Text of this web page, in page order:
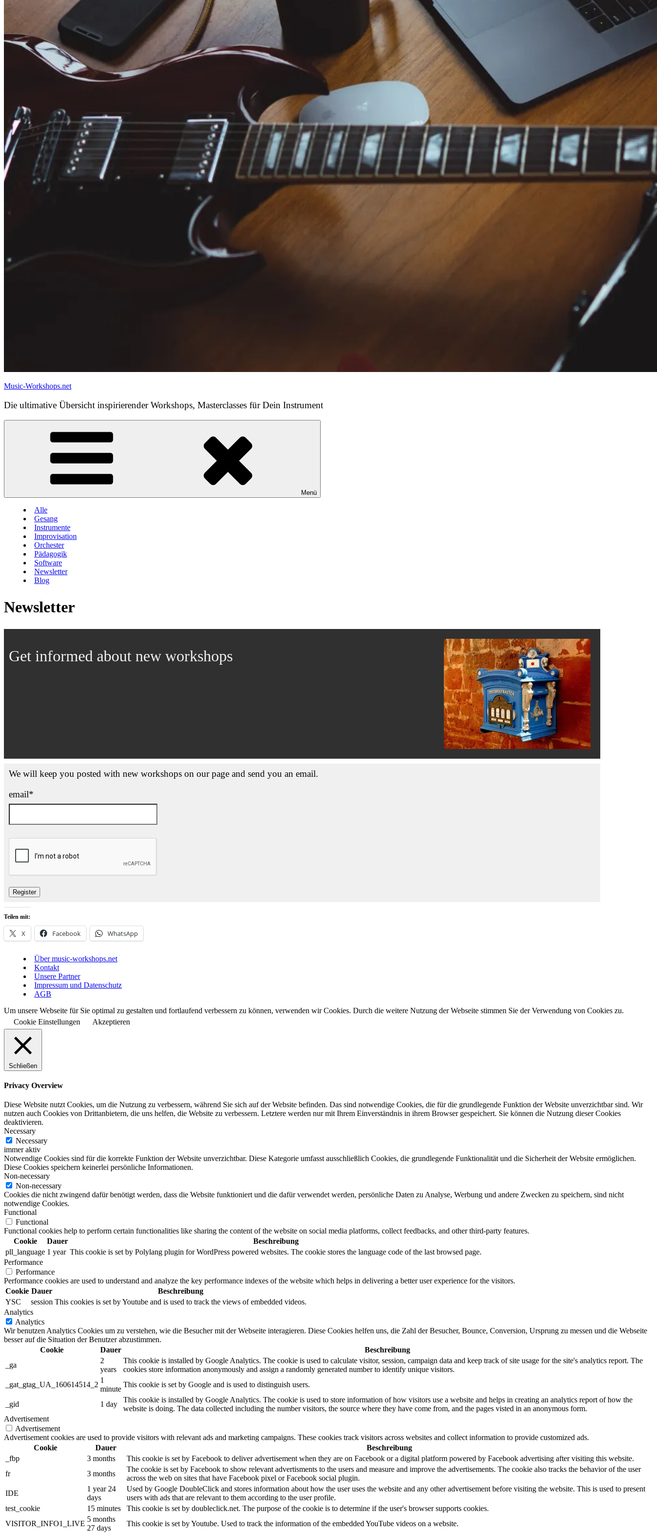
Music-Workshops.net
Die ultimative Übersicht inspirierender Workshops, Masterclasses für Dein Instrument
Menü
Alle
Gesang
Instrumente
Improvisation
Orchester
Pädagogik
Software
Newsletter
Blog
Newsletter
Get informed about new workshops
We will keep you posted with new workshops on our page and send you an email.
email*
Register
Teilen mit:
X Facebook WhatsApp
Über music-workshops.net
Kontakt
Unsere Partner
Impressum und Datenschutz
AGB
Um unsere Webseite für Sie optimal zu gestalten und fortlaufend verbessern zu können, verwenden wir Cookies. Durch die weitere Nutzung der Webseite stimmen Sie der Verwendung von Cookies zu.
Cookie Einstellungen
Akzeptieren
Schließen
Privacy Overview
Diese Website nutzt Cookies, um die Nutzung zu verbessern, während Sie sich auf der Website befinden. Das sind notwendige Cookies, die für die grundlegende Funktion der Website unverzichtbar sind. Wir
nutzen auch Cookies von Drittanbietern, die uns helfen, die Website zu verbessern. Letztere werden nur mit Ihrem Einverständnis in ihrem Browser gespeichert. Sie können die Nutzung dieser Cookies
deaktivieren.
Necessary
Necessary
immer aktiv
Notwendige Cookies sind für die korrekte Funktion der Website unverzichtbar. Diese Kategorie umfasst ausschließlich Cookies, die grundlegende Funktionalität und die Sicherheit der Website ermöglichen.
Diese Cookies speichern keinerlei persönliche Informationen.
Non-necessary
Non-necessary
Cookies die nicht zwingend dafür benötigt werden, dass die Website funktioniert und die dafür verwendet werden, persönliche Daten zu Analyse, Werbung und andere Zwecken zu speichern, sind nicht
notwendige Cookies.
Functional
Functional
Functional cookies help to perform certain functionalities like sharing the content of the website on social media platforms, collect feedbacks, and other third-party features.
Cookie
Dauer
Beschreibung
pll_language 1 year This cookie is set by Polylang plugin for WordPress powered websites. The cookie stores the language code of the last browsed page.
Performance
Performance
Performance cookies are used to understand and analyze the key performance indexes of the website which helps in delivering a better user experience for the visitors.
Cookie Dauer
Beschreibung
YSC
session This cookies is set by Youtube and is used to track the views of embedded videos.
Analytics
Analytics
Wir benutzen Analytics Cookies um zu verstehen, wie die Besucher mit der Webseite interagieren. Diese Cookies helfen uns, die Zahl der Besucher, Bounce, Conversion, Ursprung zu messen und die Webseite
besser auf die Situation der Benutzer abzustimmen.
Cookie
Dauer
Beschreibung
_ga
2
years
This cookie is installed by Google Analytics. The cookie is used to calculate visitor, session, campaign data and keep track of site usage for the site's analytics report. The
cookies store information anonymously and assign a randomly generated number to identify unique visitors.
_gat_gtag_UA_160614514_2
1
minute
This cookie is set by Google and is used to distinguish users.
_gid 1 day
This cookie is installed by Google Analytics. The cookie is used to store information of how visitors use a website and helps in creating an analytics report of how the
website is doing. The data collected including the number visitors, the source where they have come from, and the pages visted in an anonymous form.
Advertisement
Advertisement
Advertisement cookies are used to provide visitors with relevant ads and marketing campaigns. These cookies track visitors across websites and collect information to provide customized ads.
Cookie
Dauer
Beschreibung
_fbp
3 months
This cookie is set by Facebook to deliver advertisement when they are on Facebook or a digital platform powered by Facebook advertising after visiting this website.
fr
3 months
The cookie is set by Facebook to show relevant advertisments to the users and measure and improve the advertisements. The cookie also tracks the behavior of the user
across the web on sites that have Facebook pixel or Facebook social plugin.
IDE
1 year 24
days
Used by Google DoubleClick and stores information about how the user uses the website and any other advertisement before visiting the website. This is used to present
users with ads that are relevant to them according to the user profile.
test_cookie
15 minutes
This cookie is set by doubleclick.net. The purpose of the cookie is to determine if the user's browser supports cookies.
VISITOR_INFO1_LIVE
5 months
27 days
This cookie is set by Youtube. Used to track the information of the embedded YouTube videos on a website.